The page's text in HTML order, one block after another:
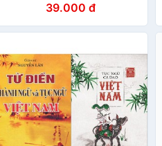
39.000 đ